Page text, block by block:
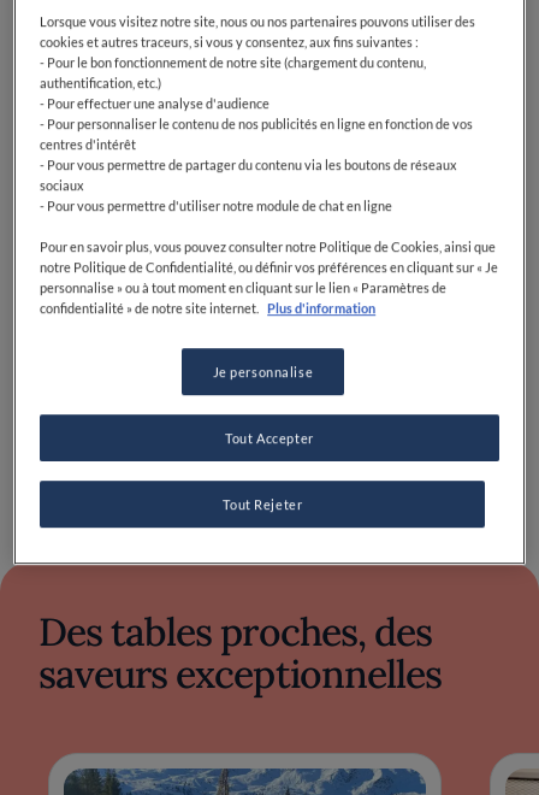
Découvrez la carte
Parcourez nos restaurants triés sur le volet grâce à votre
carte locale.
TROUVER DES RESTAURANTS
Des tables proches, des
saveurs exceptionnelles
Lorsque vous visitez notre site, nous ou nos partenaires pouvons utiliser des
cookies et autres traceurs, si vous y consentez, aux fins suivantes :
- Pour le bon fonctionnement de notre site (chargement du contenu,
authentification, etc.)
- Pour effectuer une analyse d'audience
- Pour personnaliser le contenu de nos publicités en ligne en fonction de vos
centres d'intérêt
- Pour vous permettre de partager du contenu via les boutons de réseaux
sociaux
- Pour vous permettre d'utiliser notre module de chat en ligne
Pour en savoir plus, vous pouvez consulter notre Politique de Cookies, ainsi que
notre Politique de Confidentialité, ou définir vos préférences en cliquant sur « Je
personnalise » ou à tout moment en cliquant sur le lien « Paramètres de
confidentialité » de notre site internet.
Plus d'information
Je personnalise
Tout Rejeter
Tout Accepter